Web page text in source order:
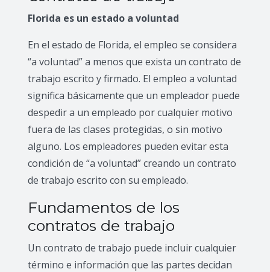
Florida es un estado a voluntad
En el estado de Florida, el empleo se considera
“a voluntad” a menos que exista un contrato de
trabajo escrito y firmado. El empleo a voluntad
significa básicamente que un empleador puede
despedir a un empleado por cualquier motivo
fuera de las clases protegidas, o sin motivo
alguno. Los empleadores pueden evitar esta
condición de “a voluntad” creando un contrato
de trabajo escrito con su empleado.
Fundamentos de los
contratos de trabajo
Un contrato de trabajo puede incluir cualquier
término e información que las partes decidan